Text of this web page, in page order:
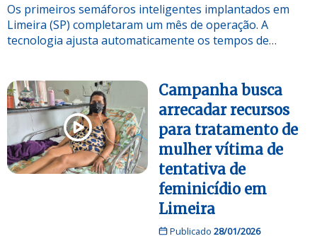
Os primeiros semáforos inteligentes implantados em
Limeira (SP) completaram um mês de operação. A
tecnologia ajusta automaticamente os tempos de…
Campanha busca
arrecadar recursos
para tratamento de
mulher vítima de
tentativa de
feminicídio em
Limeira
Publicado 28/01/2026